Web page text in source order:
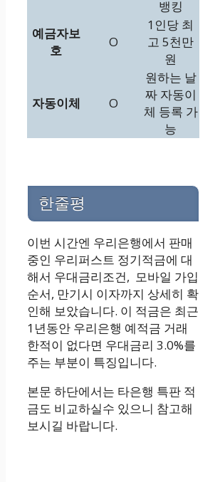
뱅킹
예금자보
호
O
1인당 최
고 5천만
원
자동이체 O
원하는 날
짜 자동이
체 등록 가
능
한줄평
이번 시간엔 우리은행에서 판매
중인 우리퍼스트 정기적금에 대
해서 우대금리조건, 모바일 가입
순서, 만기시 이자까지 상세히 확
인해 보았습니다. 이 적금은 최근
1년동안 우리은행 예적금 거래
한적이 없다면 우대금리 3.0%를
주는 부분이 특징입니다.
본문 하단에서는 타은행 특판 적
금도 비교하실수 있으니 참고해
보시길 바랍니다.